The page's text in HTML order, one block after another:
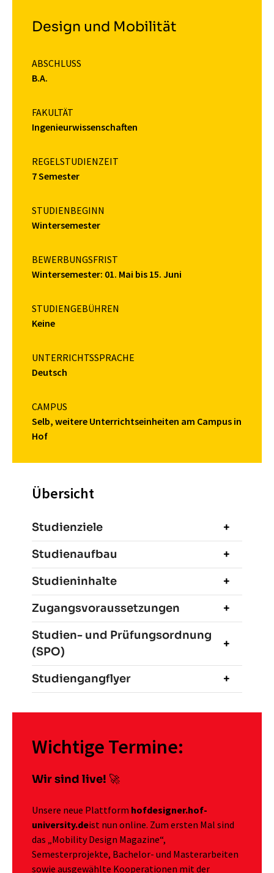
Übersicht
Studienziele
Studienaufbau
Studieninhalte
Zugangsvoraussetzungen
Studien- und Prüfungsordnung
(SPO)
Studiengangflyer
Wichtige Termine:
Wir sind live! 🚀
Unsere neue Plattform hofdesigner.hof-
university.deist nun online. Zum ersten Mal sind
das „Mobility Design Magazine“,
Semesterprojekte, Bachelor- und Masterarbeiten
sowie ausgewählte Kooperationen mit der
Design und Mobilität
ABSCHLUSS
B.A.
FAKULTÄT
Ingenieurwissenschaften
REGELSTUDIENZEIT
7 Semester
STUDIENBEGINN
Wintersemester
BEWERBUNGSFRIST
Wintersemester: 01. Mai bis 15. Juni
STUDIENGEBÜHREN
Keine
UNTERRICHTSSPRACHE
Deutsch
CAMPUS
Selb, weitere Unterrichtseinheiten am Campus in
Hof